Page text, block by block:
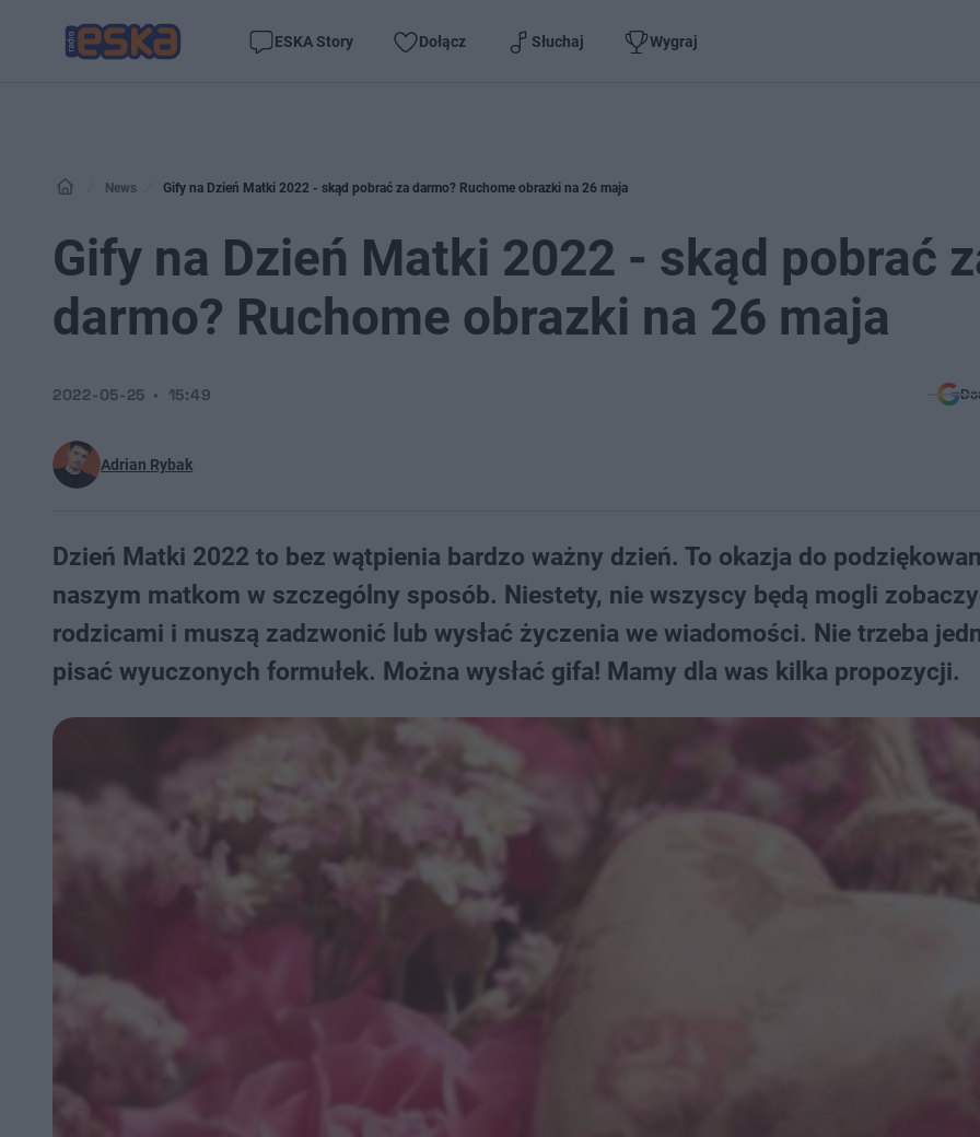
ESKA Story Dołącz Słuchaj Wygraj
News Gify na Dzień Matki 2022 - skąd pobrać za darmo? Ruchome obrazki na 26 maja
Gify na Dzień Matki 2022 - skąd pobrać
darmo? Ruchome obrazki na 26 maja
Adrian Rybak
2022-05-25 15:49
Dzień Matki 2022 to bez wątpienia bardzo ważny dzień. To okazja do
naszym matkom w szczególny sposób. Niestety, nie wszyscy będą mogli
rodzicami i muszą zadzwonić lub wysłać życzenia we wiadomości. Nie trzeba
pisać wyuczonych formułek. Można wysłać gifa! Mamy dla was kilka propozycji.